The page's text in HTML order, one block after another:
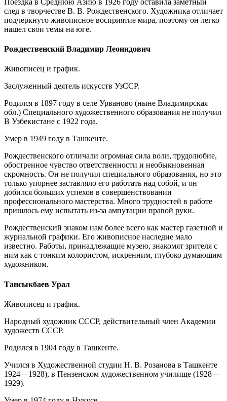
след в творчестве В. В. Рождественского. Художника отличает
подчеркнуто живописное восприятие мира, поэтому он легко
нашел свои темы на юге.
Рождественский Владимир Леонидович
Живописец и график.
Заслуженный деятель искусств УзССР.
Родился в 1897 году в селе Урваново (ныне Владимирская
обл.) Специального художественного образования не получил
В Узбекистане с 1922 года.
Умер в 1949 году в Ташкенте.
Рождественского отличали огромная сила воли, трудолюбие,
обостренное чувство ответственности и необыкновенная
скромность. Он не получил специального образования, но это
только упорнее заставляло его работать над собой, и он
добился больших успехов в совершенствовании
профессионального мастерства. Много трудностей в работе
пришлось ему испытать из-за ампутации правой руки.
Рождественский знаком нам более всего как мастер газетной и
журнальной графики. Его живописное наследие мало
известно. Работы, принадлежащие музею, знакомят зрителя с
ним как с тонким колористом, искренним, глубоко думающим
художником.
Тансыкбаев Урал
Живописец и график.
Народный художник СССР, действительный член Академии
художеств СССР.
Родился в 1904 году в Ташкенте.
Учился в Художественной студии Н. В. Розанова в Ташкенте
1924—1928), в Пензенском художественном училище (1928—
1929).